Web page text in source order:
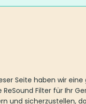
Seite haben wir
Filter für Ihr
und sicherzustellen,